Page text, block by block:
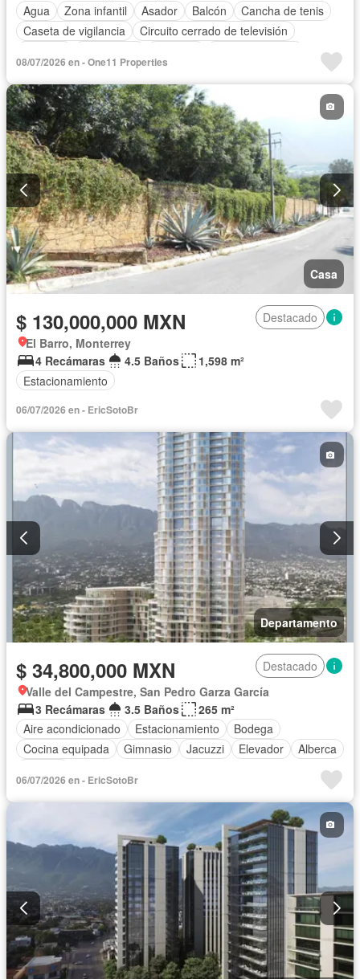
Agua
Zona infantil Asador Balcón
Cancha de tenis
Caseta de vigilancia
Circuito cerrado de televisión
Gas natural
Gimnasio Internet
Sala polivalente
Seguridad Terraza
Vista panorámica
Wifi
Sin amueblar
08/07/2026 en - One11 Properties
Casa
$ 130,000,000 MXN
Destacado
El Barro, Monterrey
4 Recámaras
4.5 Baños
1,598 m²
Estacionamiento
06/07/2026 en - EricSotoBr
Departamento
$ 34,800,000 MXN
Destacado
Valle del Campestre, San Pedro Garza García
3 Recámaras
3.5 Baños
265 m²
Aire acondicionado
Estacionamiento
Bodega
Cocina equipada
Gimnasio Jacuzzi Elevador
Alberca
06/07/2026 en - EricSotoBr